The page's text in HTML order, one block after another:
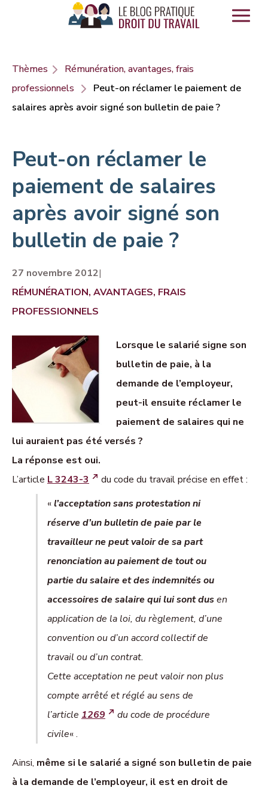
Panneau de gestion des cookies
Thèmes
Rémunération, avantages, frais
professionnels
Peut-on réclamer le paiement de
salaires après avoir signé son bulletin de paie ?
Peut-on réclamer le
paiement de salaires
après avoir signé son
bulletin de paie ?
27 novembre 2012|
RÉMUNÉRATION, AVANTAGES, FRAIS
PROFESSIONNELS
Lorsque le salarié signe son
bulletin de paie, à la
demande de l’employeur,
peut-il ensuite réclamer le
paiement de salaires qui ne
lui auraient pas été versés ?
La réponse est oui.
L’article L 3243-3
du code du travail précise en effet :
«l’acceptation sans protestation ni
réserve d’un bulletin de paie par le
travailleur ne peut valoir de sa part
renonciation au paiement de tout ou
partie du salaire et des indemnités ou
accessoires de salaire qui lui sont dusen
application de la loi, du règlement, d’une
convention ou d’un accord collectif de
travail ou d’un contrat.
Cette acceptation ne peut valoir non plus
compte arrêté et réglé au sens de
l’article 1269
du code de procédure
civile« .
Ainsi, même si le salarié a signé son bulletin de paie
à la demande de l’employeur, il est en droit de